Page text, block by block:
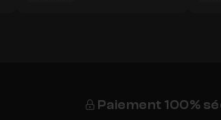
Paiement 100%